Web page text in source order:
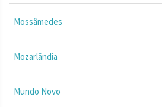
Mossâmedes
Mozarlândia
Mundo Novo